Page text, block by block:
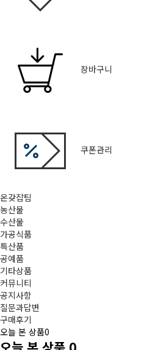
장바구니
쿠폰관리
온갖잡팀
농산물
수산물
가공식품
특산품
공예품
기타상품
커뮤니티
공지사항
질문과답변
구매후기
오늘 본 상품0